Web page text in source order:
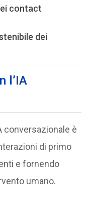
contact
dei
l’IA
conversazionale è
di primo
e fornendo
umano.